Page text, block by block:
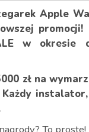
Apple
w
zł na